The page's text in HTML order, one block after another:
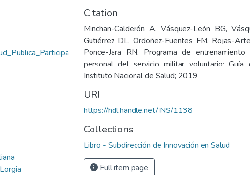
Citation
Minchan-Calderón A, Vásquez-León BG,
Gutiérrez DL, Ordoñez-Fuentes FM, Rojas-
Ponce-Jara RN. Programa de
personal del servicio militar voluntario:
Instituto Nacional de Salud; 2019
URI
https://hdl.handle.net/INS/1138
Collections
Libro - Subdirección de Innovación en Salud
Full item page